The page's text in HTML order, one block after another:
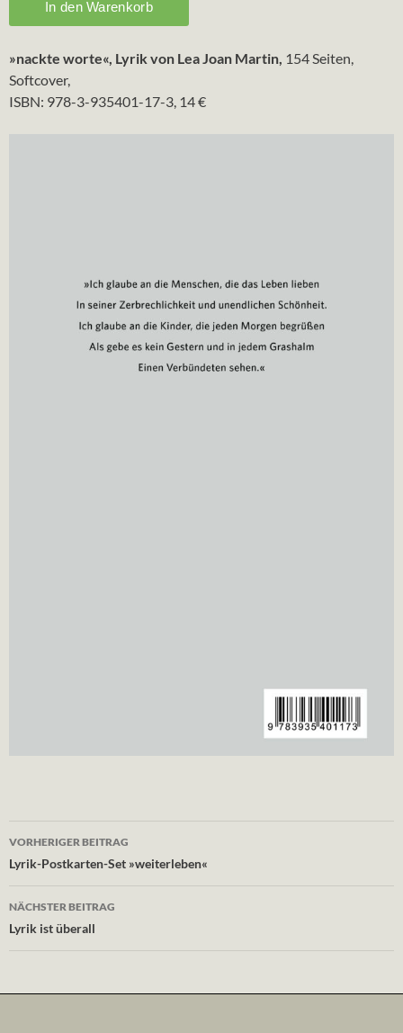
»nackte worte«, Lyrik von Lea Joan Martin, 154 Seiten,
Softcover,
ISBN: 978-3-935401-17-3, 14 €
Beitragsnavigation
VORHERIGER BEITRAG
Lyrik-Postkarten-Set »weiterleben«
NÄCHSTER BEITRAG
Lyrik ist überall